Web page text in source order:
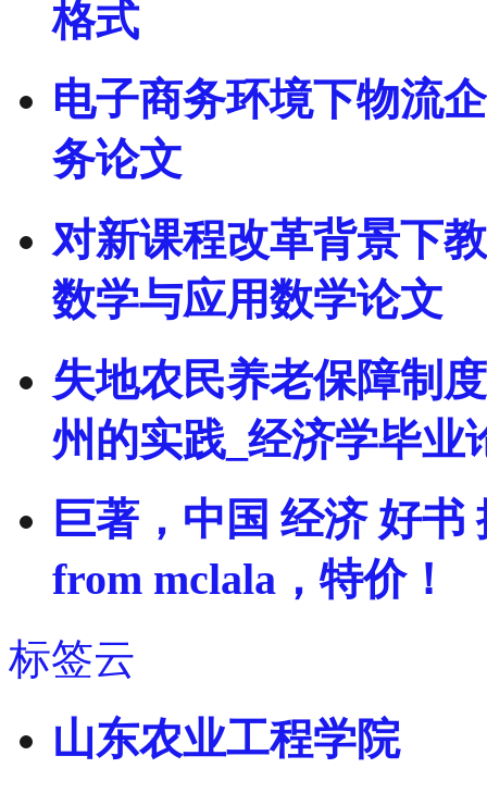
格式
电子商务环境下物流
务论文
对新课程改革背景下
数学与应用数学论文
失地农民养老保障制
州的实践_经济学毕业
巨著，中国 经济 好书
from mclala，特价！
标签云
山东农业工程学院